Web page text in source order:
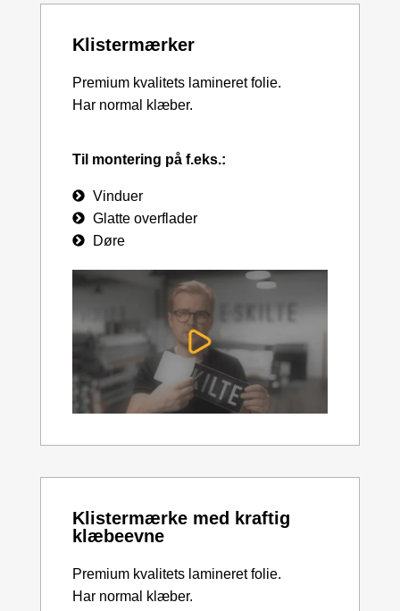
Klistermærker
Premium kvalitets lamineret folie.
Har normal klæber.
Til montering på f.eks.:
Vinduer
Glatte overflader
Døre
Klistermærke med kraftig
klæbeevne
Premium kvalitets lamineret folie.
Har normal klæber.